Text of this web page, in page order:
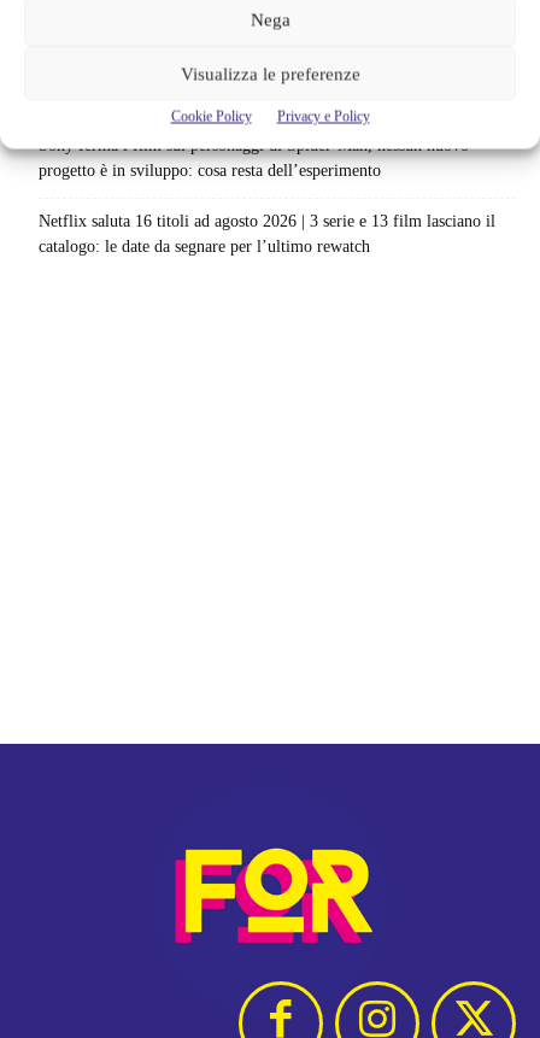
Nega
Visualizza le preferenze
Cookie Policy Privacy e Policy
nuovo survival horror: una vacanza diventa una trappola
La paura dell’altezza torna al cinema | Il sequel di Fall cambia
Sony ferma i film sui personaggi di Spider-Man, nessun nuovo
progetto è in sviluppo: cosa resta dell’esperimento
Netflix saluta 16 titoli ad agosto 2026 | 3 serie e 13 film lasciano il
catalogo: le date da segnare per l’ultimo rewatch